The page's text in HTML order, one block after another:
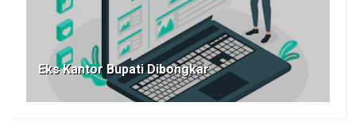
Eks Kantor Bupati Dibongkar